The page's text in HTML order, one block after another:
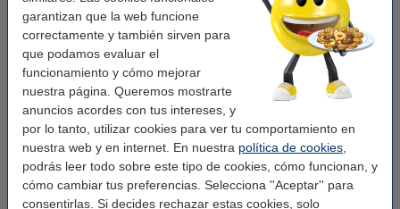
garantizan que la web funcione
correctamente y también sirven para
que podamos evaluar el
funcionamiento y cómo mejorar
nuestra página. Queremos mostrarte
anuncios acordes con tus intereses, y
por lo tanto, utilizar cookies para ver tu comportamiento en
nuestra web y en internet. En nuestra política de cookies
podrás leer todo sobre este tipo de cookies, cómo funcionan, y
cómo cambiar tus preferencias. Selecciona ''Aceptar'' para
consentirlas. Si decides rechazar estas cookies, solo
Marca: Leitz
Tipo: caja de almacenamiento mediana
Medidas: 369 x 281 x 200 mm (largo x ancho x alto)
Color: azul claro
cartón laminado con PP
Núm. de item: 211747